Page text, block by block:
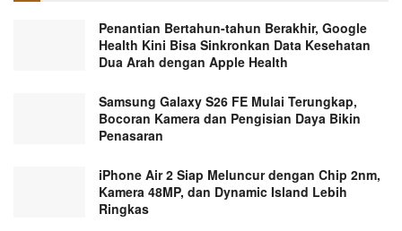
Penantian Bertahun-tahun Berakhir, Google
Health Kini Bisa Sinkronkan Data Kesehatan
Dua Arah dengan Apple Health
Samsung Galaxy S26 FE Mulai Terungkap,
Bocoran Kamera dan Pengisian Daya Bikin
Penasaran
iPhone Air 2 Siap Meluncur dengan Chip 2nm,
Kamera 48MP, dan Dynamic Island Lebih
Ringkas